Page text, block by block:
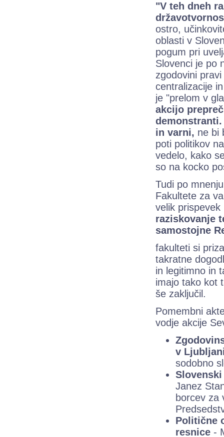
"V teh dneh
ostro,
oblasti v
pogum pri
Slovenci je po
zgodovini
centralizacije
je "prelom v
akcijo
demonstranti.
in varni, ne bi
poti politikov
vedelo, kako
so na kocko
Tudi po
Fakultete za
velik
raziskovanje
samostojne
fakulteti si
takratne
in legitimno in
imajo tako kot
še zaključil.
Pomembni
vodje akcije
v
sodobno
Janez
borcev za
Politične
resnice -